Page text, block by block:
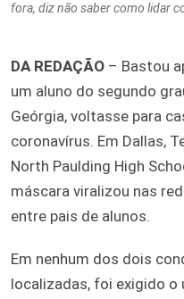
fora, diz não saber como lidar
DA REDAÇÃO – Bastou
um aluno do segundo
Geórgia, voltasse para
coronavírus. Em Dallas,
North Paulding High
máscara viralizou nas
entre pais de alunos.
Em nenhum dos dois
localizadas, foi exigido o